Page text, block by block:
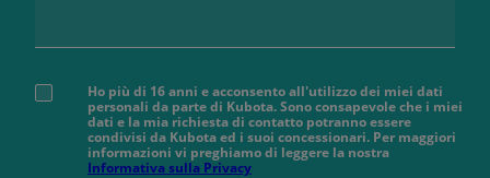
Ho più di 16 anni e acconsento all'utilizzo dei miei dati
personali da parte di Kubota. Sono consapevole che i miei
dati e la mia richiesta di contatto potranno essere
condivisi da Kubota ed i suoi concessionari. Per maggiori
informazioni vi preghiamo di leggere la nostra
Informativa sulla Privacy